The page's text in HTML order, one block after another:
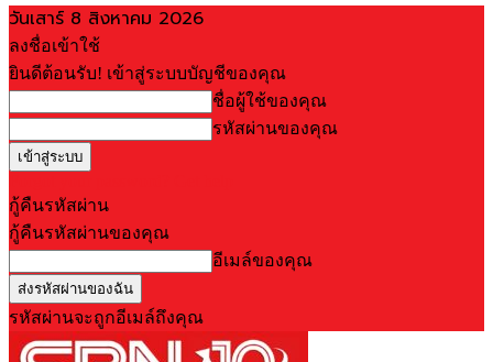
วันเสาร์ 8 สิงหาคม 2026
ลงชื่อเข้าใช้
ยินดีต้อนรับ! เข้าสู่ระบบบัญชีของคุณ
ชื่อผู้ใช้ของคุณ
รหัสผ่านของคุณ
กู้คืนรหัสผ่าน
กู้คืนรหัสผ่านของคุณ
อีเมล์ของคุณ
รหัสผ่านจะถูกอีเมล์ถึงคุณ